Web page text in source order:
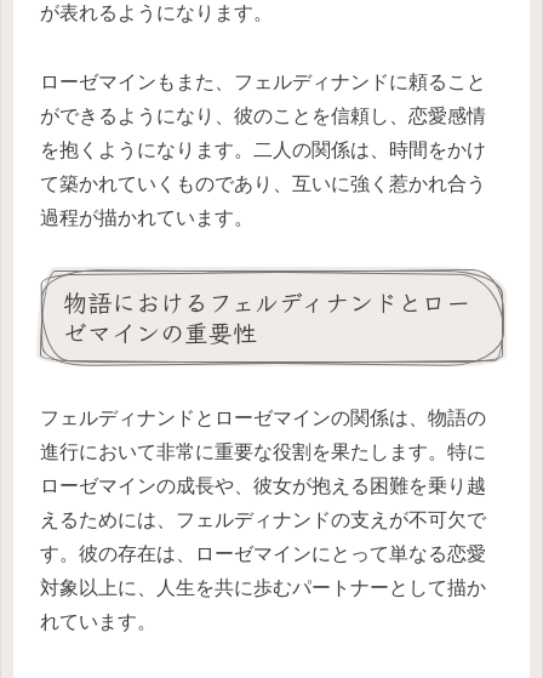
が表れるようになります。
ローゼマインもまた、フェルディナンドに頼ること
ができるようになり、彼のことを信頼し、恋愛感情
を抱くようになります。二人の関係は、時間をかけ
て築かれていくものであり、互いに強く惹かれ合う
過程が描かれています。
物語におけるフェルディナンドとロー
ゼマインの重要性
フェルディナンドとローゼマインの関係は、物語の
進行において非常に重要な役割を果たします。特に
ローゼマインの成長や、彼女が抱える困難を乗り越
えるためには、フェルディナンドの支えが不可欠で
す。彼の存在は、ローゼマインにとって単なる恋愛
対象以上に、人生を共に歩むパートナーとして描か
れています。